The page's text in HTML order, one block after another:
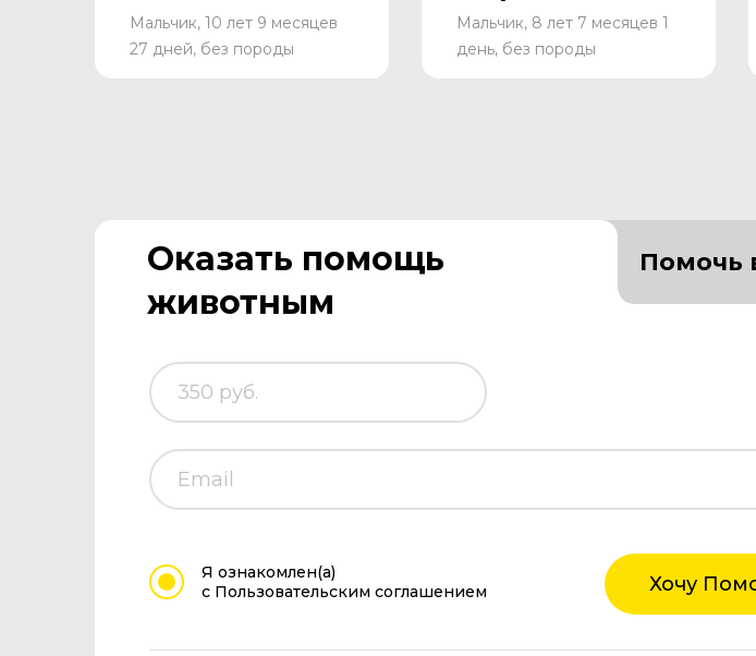
Мальчик, 10 лет 9 месяцев
27 дней, без породы
Мальчик, 8 лет 7 месяцев 1
день, без породы
Оказать помощь
животным
Помочь
Я ознакомлен(а)
с Пользовательским соглашением
Хочу